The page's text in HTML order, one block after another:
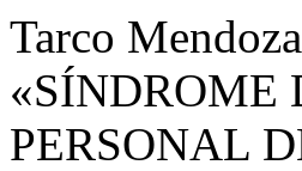
Tarco
«SÍNDROME
PERSONAL